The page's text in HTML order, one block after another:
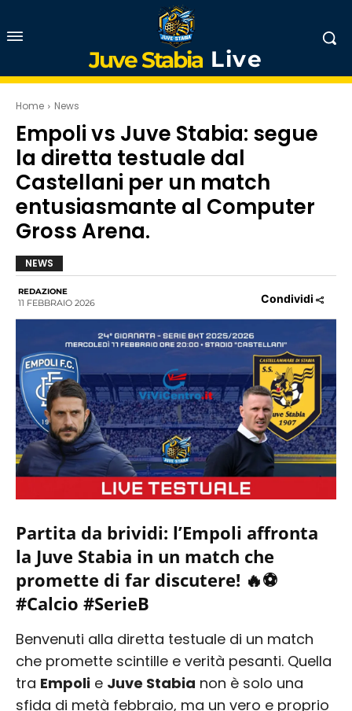
Juve Stabia Live
Home News
Empoli vs Juve Stabia: segue
la diretta testuale dal
Castellani per un match
entusiasmante al Computer
Gross Arena.
NEWS
REDAZIONE
11 FEBBRAIO 2026 Condividi
Partita da brividi: l’Empoli affronta
la Juve Stabia in un match che
promette di far discutere! 🔥⚽️
#Calcio #SerieB
Benvenuti alla diretta testuale di un match
che promette scintille e verità pesanti. Quella
tra Empoli e Juve Stabia non è solo una
sfida di metà febbraio, ma un vero e proprio